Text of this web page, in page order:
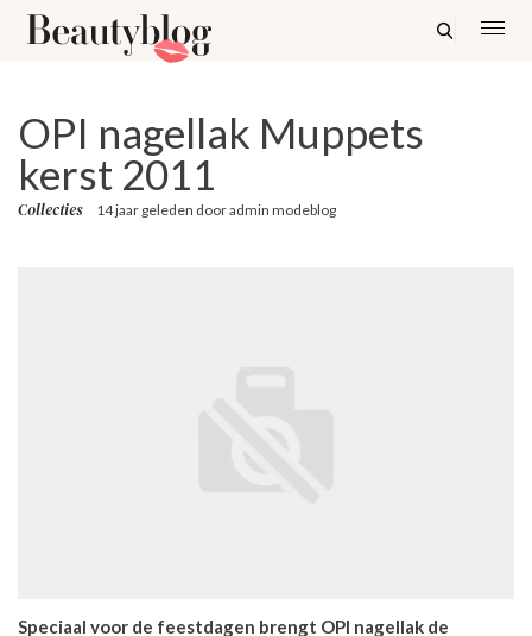
OPI nagellak Muppets
kerst 2011
Collecties 14 jaar geleden dooradmin modeblog
Speciaal voor de feestdagen brengt OPI nagellak de